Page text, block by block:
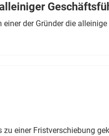
der Gründer die
zu einer Fristverschiebung